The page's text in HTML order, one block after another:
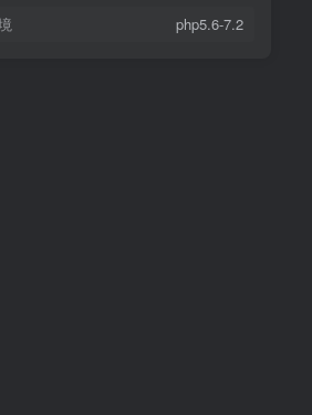
php5.6-7.2
php5.6-7.2